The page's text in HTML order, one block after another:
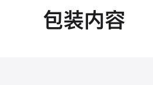
包装内容